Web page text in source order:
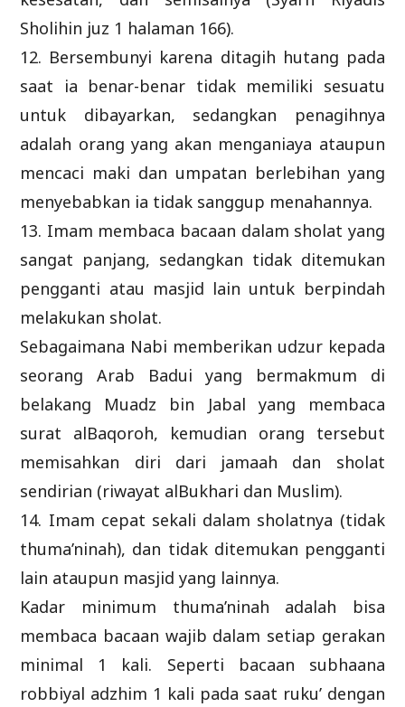
Sholihin juz 1 halaman 166).
12. Bersembunyi karena ditagih hutang pada
saat ia benar-benar tidak memiliki sesuatu
untuk dibayarkan, sedangkan penagihnya
adalah orang yang akan menganiaya ataupun
mencaci maki dan umpatan berlebihan yang
menyebabkan ia tidak sanggup menahannya.
13. Imam membaca bacaan dalam sholat yang
sangat panjang, sedangkan tidak ditemukan
pengganti atau masjid lain untuk berpindah
melakukan sholat.
Sebagaimana Nabi memberikan udzur kepada
seorang Arab Badui yang bermakmum di
belakang Muadz bin Jabal yang membaca
surat alBaqoroh, kemudian orang tersebut
memisahkan diri dari jamaah dan sholat
sendirian (riwayat alBukhari dan Muslim).
14. Imam cepat sekali dalam sholatnya (tidak
thuma’ninah), dan tidak ditemukan pengganti
lain ataupun masjid yang lainnya.
Kadar minimum thuma’ninah adalah bisa
membaca bacaan wajib dalam setiap gerakan
minimal 1 kali. Seperti bacaan subhaana
robbiyal adzhim 1 kali pada saat ruku’ dengan